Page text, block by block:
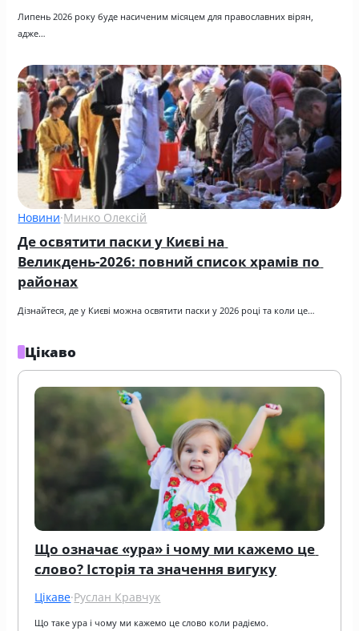
Липень 2026 року буде насиченим місяцем для православних вірян,
адже…
Новини·Минко Олексій
Де освятити паски у Києві на
Великдень-2026: повний список храмів по
районах
Дізнайтеся, де у Києві можна освятити паски у 2026 році та коли це…
Цікаво
Що означає «ура» і чому ми кажемо це
слово? Історія та значення вигуку
Цікаве·Руслан Кравчук
Що таке ура і чому ми кажемо це слово коли радіємо.